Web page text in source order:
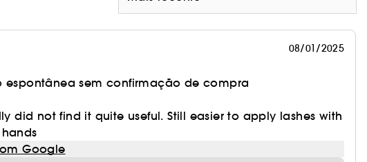
de forma sustentável e é decorado com tintas de
de origem natural.
08/01/2025
espontânea sem confirmação de compra
did not find it quite useful. Still easier to apply lashes with
Google